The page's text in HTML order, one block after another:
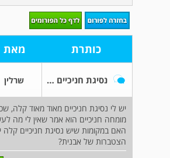
כותרת מאת
נסיגת חניכיים קלה שרלין
יש לי נסיגת חניכיים מאוד מאוד קלה,
מומחה חניכיים הוא אמר שאין לי מה
האם במקומות שיש נסיגת חניכיים קלה
הצטברות של אבנית?